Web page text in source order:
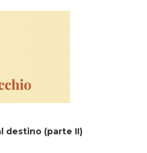
destino (parte II)